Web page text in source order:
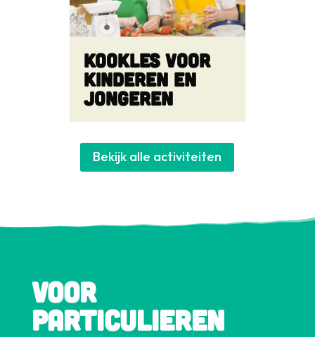
Kookles voor
kinderen en
jongeren
Bekijk alle activiteiten
Voor
particulieren